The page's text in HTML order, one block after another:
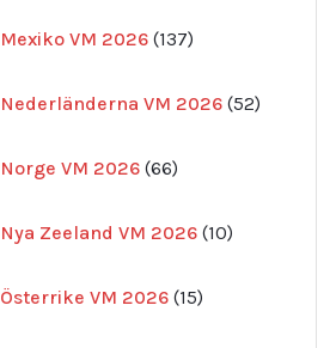
Mexiko VM 2026 137
produkter
Nederländerna VM 2026 52
Norge VM 2026 66
produkter
Nya Zeeland VM 2026 10
produkter
Österrike VM 2026 15
produkter